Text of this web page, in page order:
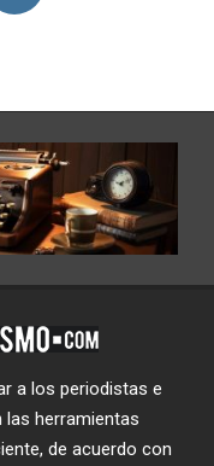
a los periodistas e
herramientas
de acuerdo con